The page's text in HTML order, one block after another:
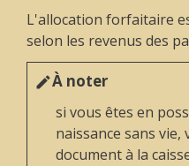
L'allocation forfaitaire
selon les revenus des
editÀ noter
si vous êtes en
naissance sans
document à la